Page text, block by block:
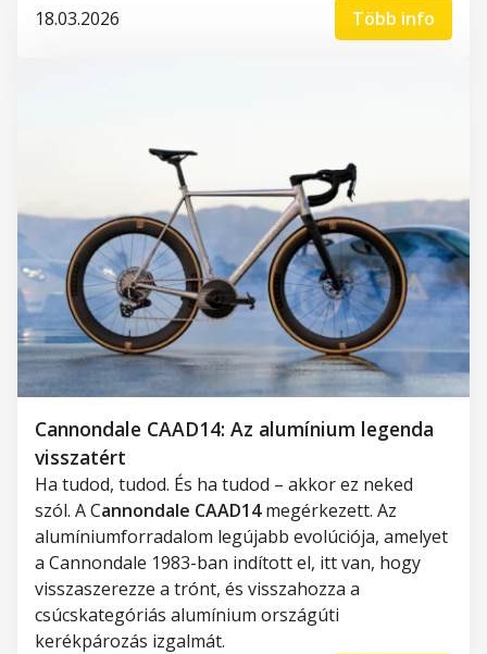
18.03.2026
Több info
Cannondale CAAD14: Az alumínium legenda
visszatért
Ha tudod, tudod. És ha tudod – akkor ez neked
szól. A Cannondale CAAD14megérkezett. Az
alumíniumforradalom legújabb evolúciója, amelyet
a Cannondale 1983-ban indított el, itt van, hogy
visszaszerezze a trónt, és visszahozza a
csúcskategóriás alumínium országúti
kerékpározás izgalmát.